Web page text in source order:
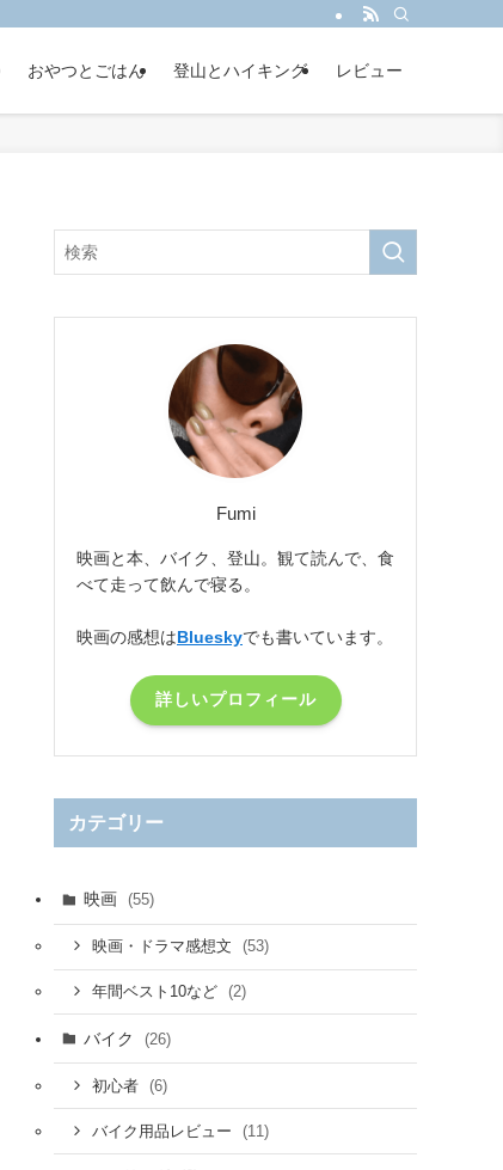
おやつとごはん 登山とハイキング レビュー
Fumi
映画と本、バイク、登山。観て読んで、食
べて走って飲んで寝る。
映画の感想はBlueskyでも書いています。
詳しいプロフィール
カテゴリー
映画 (55)
映画・ドラマ感想文 (53)
年間ベスト10など (2)
バイク (26)
初心者 (6)
バイク用品レビュー (11)